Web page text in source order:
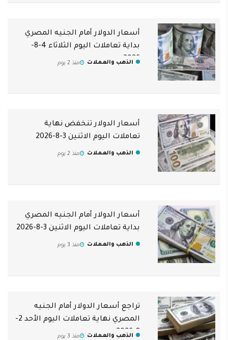
أسعار الدولار أمام الجنيه المصري
بداية تعاملات اليوم الثلاثاء 4-8-
2026
الذهب والعملات منذ 2 يوم
أسعار الدولار تنخفض نهاية
تعاملات اليوم الاثنين 3-8-2026
الذهب والعملات منذ 2 يوم
أسعار الدولار أمام الجنيه المصري
بداية تعاملات اليوم الاثنين 3-8-2026
الذهب والعملات منذ 3 يوم
تراجع أسعار الدولار أمام الجنيه
المصري نهاية تعاملات اليوم الأحد 2-
8-2026 الذهب والعملات منذ 3 يوم